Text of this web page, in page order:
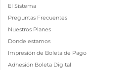
El Sistema
Preguntas Frecuentes
Nuestros Planes
Donde estamos
Impresión de Boleta de Pago
Adhesión Boleta Digital